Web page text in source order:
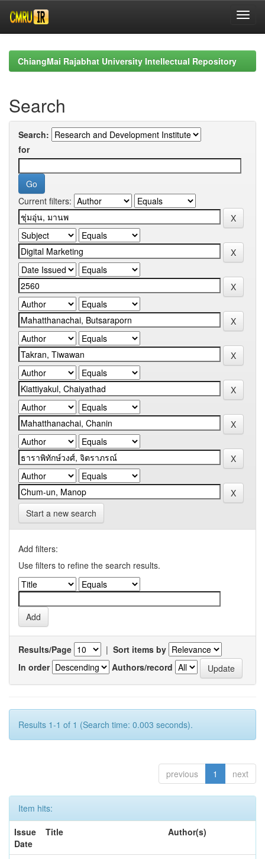
navigationChiangMai Rajabhat University Intellectual Repository
Search
Search:
for
Current filters:
Start a new search
Add filters:
Use filters to refine the search results.
Results/Page | Sort items by
In order
Authors/record
Results 1-1 of 1 (Search time: 0.003 seconds).
previous 1 next
Item hits:
Issue
Date
Title Author(s)